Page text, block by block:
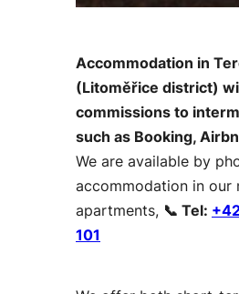
Accommodation in
(Litoměřice district)
commissions to
such as Booking,
We are available by
accommodation in our
apartments, 📞 Tel:
101